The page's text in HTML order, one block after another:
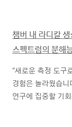
챔버 내 라디칼
스펙트럼의 분해
“새로운 측정 도구
경험은 놀라웠습
연구에 집중할 기